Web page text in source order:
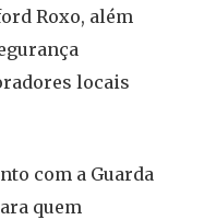
Roxo, além
locais
com a Guarda
quem